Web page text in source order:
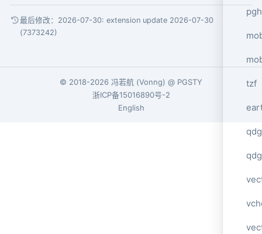
tzf
最后修改：2026-07-30: extension update 2026-07-30
(7373242)
© 2018-2026 冯若航 (Vonng) @ PGSTY
浙ICP备15016890号-2
English